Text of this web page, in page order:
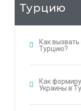
Турцию
Как
Турцию?
Как
Украины в